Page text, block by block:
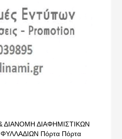
ΔΙΑΝΟΜΗ ΔΙΑΦΗΜΙΣΤΙΚΩΝ
Πόρτα Πόρτα